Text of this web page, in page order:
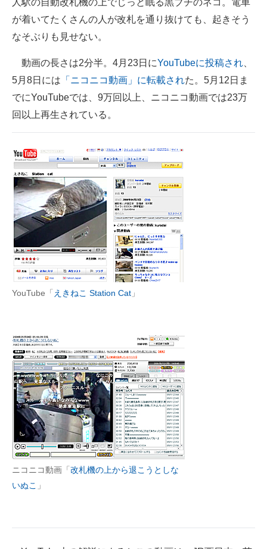
好きが集まる 比べて選べる
企業ITのトレンドを詳説
マーケ×ITの今がよく分かる
ITエンジニア向け専門サイト
企業向けIT製品の総合サイト
IT製品の技術・比較・事例
製造業のIT導入・活用を支援
モノづくり技術者専門サイト
エネルギーの専門メディア
建設×テクノロジーの最前線
ちょっと気になるネットの話題
人駅の自動改札機の上でじっと眠る黒ブチのネコ。電車
が着いてたくさんの人が改札を通り抜けても、起きそう
なそぶりも見せない。
動画の長さは2分半。4月23日にYouTubeに投稿され
5月8日には 「ニコニコ動画」に転載された。5月12日ま
でにYouTubeでは、9万回以上、ニコニコ動画では23万
回以上再生されている。
YouTube「 えきねこ Station Cat 」
ニコニコ動画「 改札機の上から退こうとしな
いぬこ 」